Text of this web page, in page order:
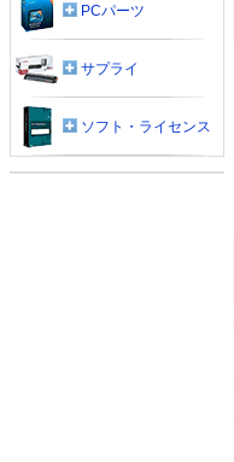
PCパーツ
サプライ
ソフト・ライセンス